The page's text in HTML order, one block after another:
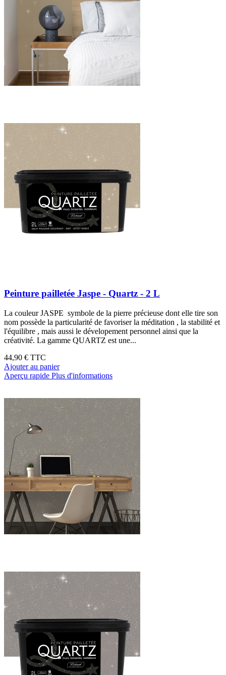
Peinture pailletée Jaspe - Quartz - 2 L
La couleur JASPE symbole de la pierre précieuse dont elle tire son
nom possède la particularité de favoriser la méditation , la stabilité et
l'équilibre , mais aussi le dévelopement personnel ainsi que la
créativité. La gamme QUARTZ est une...
44,90 € TTC
Ajouter au panier
Aperçu rapide Plus d'informations